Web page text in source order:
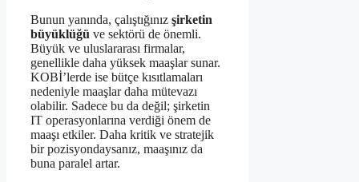
Bunun yanında, çalıştığınız şirketin
büyüklüğü ve sektörü de önemli.
Büyük ve uluslararası firmalar,
genellikle daha yüksek maaşlar sunar.
KOBİ’lerde ise bütçe kısıtlamaları
nedeniyle maaşlar daha mütevazı
olabilir. Sadece bu da değil; şirketin
IT operasyonlarına verdiği önem de
maaşı etkiler. Daha kritik ve stratejik
bir pozisyondaysanız, maaşınız da
buna paralel artar.